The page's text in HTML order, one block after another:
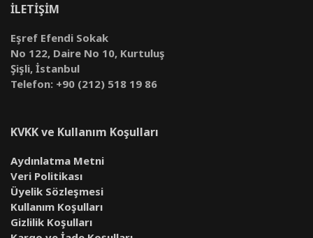
İLETİŞİM
Eşref Efendi Sokak
No 122, Daire No 10, Kurtuluş
Şişli, İstanbul
Telefon: +90 (212) 518 19 86
KVKK ve Kullanım Koşulları
Aydınlatma Metni
Veri Politikası
Üyelik Sözleşmesi
Kullanım Koşulları
Gizlilik Koşulları